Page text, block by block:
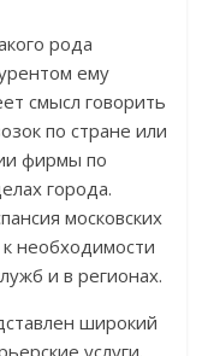
рода
ему
смысл говорить
по стране или
фирмы по
города.
московских
необходимости
и в регионах.
широкий